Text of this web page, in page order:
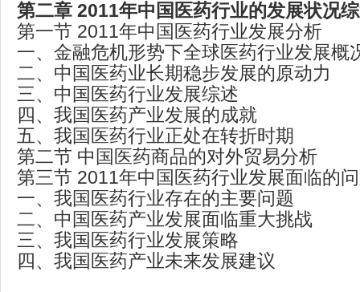
第二章 2011年中国医药行业的发展状况
第一节 2011年中国医药行业发展分析
一、金融危机形势下全球医药行业发展概
二、中国医药业长期稳步发展的原动力
三、中国医药行业发展综述
四、我国医药产业发展的成就
五、我国医药行业正处在转折时期
第二节 中国医药商品的对外贸易分析
第三节 2011年中国医药行业发展面临的
一、我国医药行业存在的主要问题
二、中国医药产业发展面临重大挑战
三、我国医药行业发展策略
四、我国医药产业未来发展建议